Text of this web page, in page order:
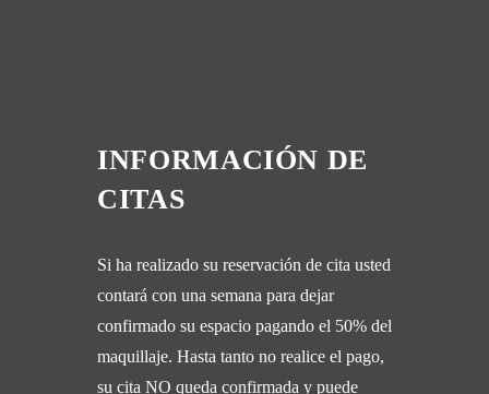
INFORMACIÓN DE
CITAS
Si ha realizado su reservación de cita usted
contará con una semana para dejar
confirmado su espacio pagando el 50% del
maquillaje. Hasta tanto no realice el pago,
su cita NO queda confirmada y puede